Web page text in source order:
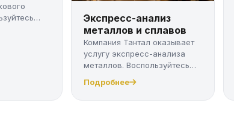
Экспресс-анализ
металлов и сплавов
Компания Тантал оказывает
услугу экспресс-анализа
металлов. Воспользуйтесь
Подробнее